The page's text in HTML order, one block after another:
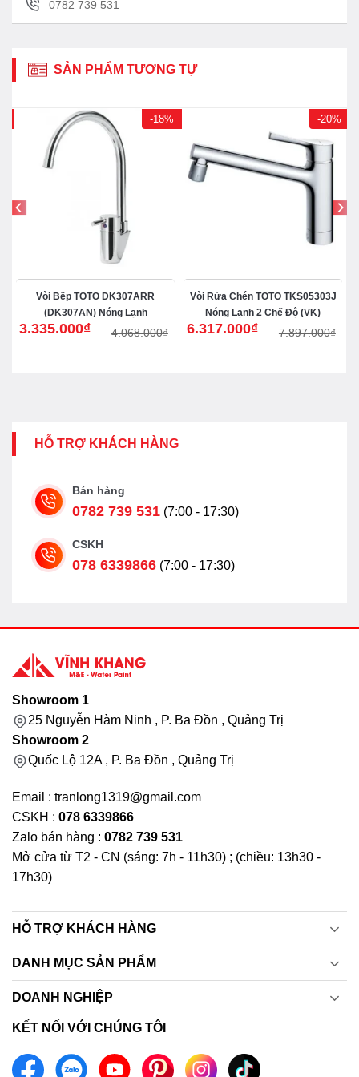
0782 739 531
SẢN PHẨM TƯƠNG TỰ
-18%
Vòi Bếp TOTO DK307ARR
(DK307AN) Nóng Lạnh
4.068.000₫
Giá
3.335.000₫
Giá
-20%
Vòi Rửa Chén TOTO TKS05303J
Nóng Lạnh 2 Chế Độ (VK)
7.897.000₫
Giá
6.317.000₫
Giá
HỖ TRỢ KHÁCH HÀNG
Bán hàng
0782 739 531 (7:00 - 17:30)
CSKH
078 6339866 (7:00 - 17:30)
Showroom 1
25 Nguyễn Hàm Ninh , P. Ba Đồn , Quảng Trị
Showroom 2
Quốc Lộ 12A , P. Ba Đồn , Quảng Trị
Email : tranlong1319@gmail.com
CSKH : 078 6339866
Zalo bán hàng : 0782 739 531
Mở cửa từ T2 - CN (sáng: 7h - 11h30) ; (chiều: 13h30 -
17h30)
HỖ TRỢ KHÁCH HÀNG
DANH MỤC SẢN PHẨM
DOANH NGHIỆP
KẾT NỐI VỚI CHÚNG TÔI